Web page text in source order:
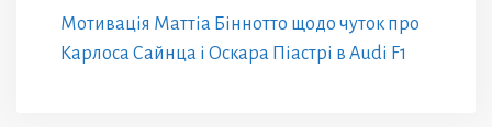
Мотивація Маттіа Біннотто щодо чуток про
Карлоса Сайнца і Оскара Піастрі в Audi F1